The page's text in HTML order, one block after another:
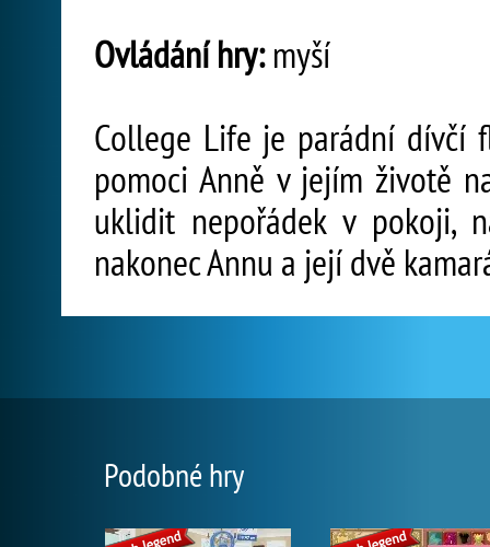
Ovládání hry:myší
College Life je parádní dívčí
pomoci Anně v jejím životě
uklidit nepořádek v pokoji,
nakonec Annu a její dvě
Podobné hry